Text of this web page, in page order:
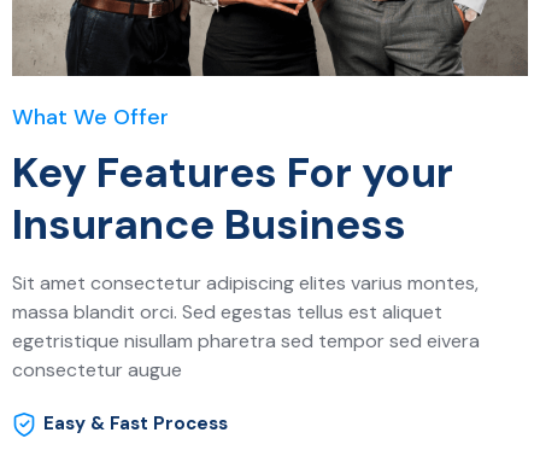
What We Offer
Key Features For your
Insurance Business
Sit amet consectetur adipiscing elites varius montes,
massa blandit orci. Sed egestas tellus est aliquet
egetristique nisullam pharetra sed tempor sed eivera
consectetur augue
Easy & Fast Process